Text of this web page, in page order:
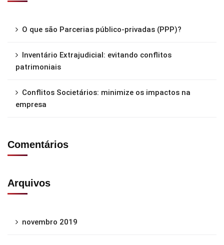
O que são Parcerias público-privadas (PPP)?
Inventário Extrajudicial: evitando conflitos
patrimoniais
Conflitos Societários: minimize os impactos na
empresa
Comentários
Arquivos
novembro 2019